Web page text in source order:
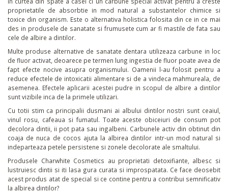
proprietatile de absorbtie in mod natural a substantelor chimice si
toxice din organism. Este o alternativa holistica folosita din ce in ce mai
des in produsele de sanatate si frumusete cum ar fi mastile de fata sau
cele de albire a dintilor.
Multe produse alternative de sanatate dentara utilizeaza carbune in loc
de fluor activat, deoarece pe termen lung ingestia de fluor poate avea de
fapt efecte nocive asupra organismului. Oamenii l-au folosit pentru a
reduce efectele de intoxicatii alimentare si de a vindeca mahmureala, de
asemenea. Efectele aplicarii acestei pudre in scopul de albire a dintilor
sunt vizibile inca de la primele utilizari.
Cu totii stim ca principalii dusmani ai albului dintilor nostri sunt ceaiul,
vinul rosu, cafeaua si fumatul. Toate aceste obiceiuri de consum pot
decolora dintii, ii pot pata sau ingalbeni. Carbunele activ din obtinut din
coaja de nuca de cocos ajuta la albirea dintilor intr-un mod natural si
indeparteaza petele persistene si zonele decolorate ale smaltului.
Produsele Charwhite Cosmetics au proprietati detoxifiante, albesc si
lustruiesc dintii si iti lasa gura curata si improspatata. Ce face deosebit
acest produs atat de special si ce contine pentru a contribui semnificativ
la albirea dintilor?